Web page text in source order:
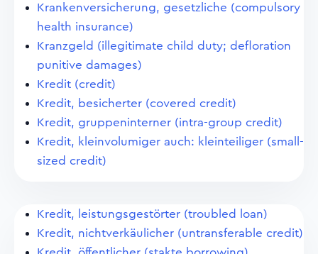
Krankenversicherung, gesetzliche (compulsory
health insurance)
Kranzgeld (illegitimate child duty; defloration
punitive damages)
Kredit (credit)
Kredit, besicherter (covered credit)
Kredit, gruppeninterner (intra-group credit)
Kredit, kleinvolumiger auch: kleinteiliger (small-
sized credit)
Kredit, leistungsgestörter (troubled loan)
Kredit, nichtverkäulicher (untransferable credit)